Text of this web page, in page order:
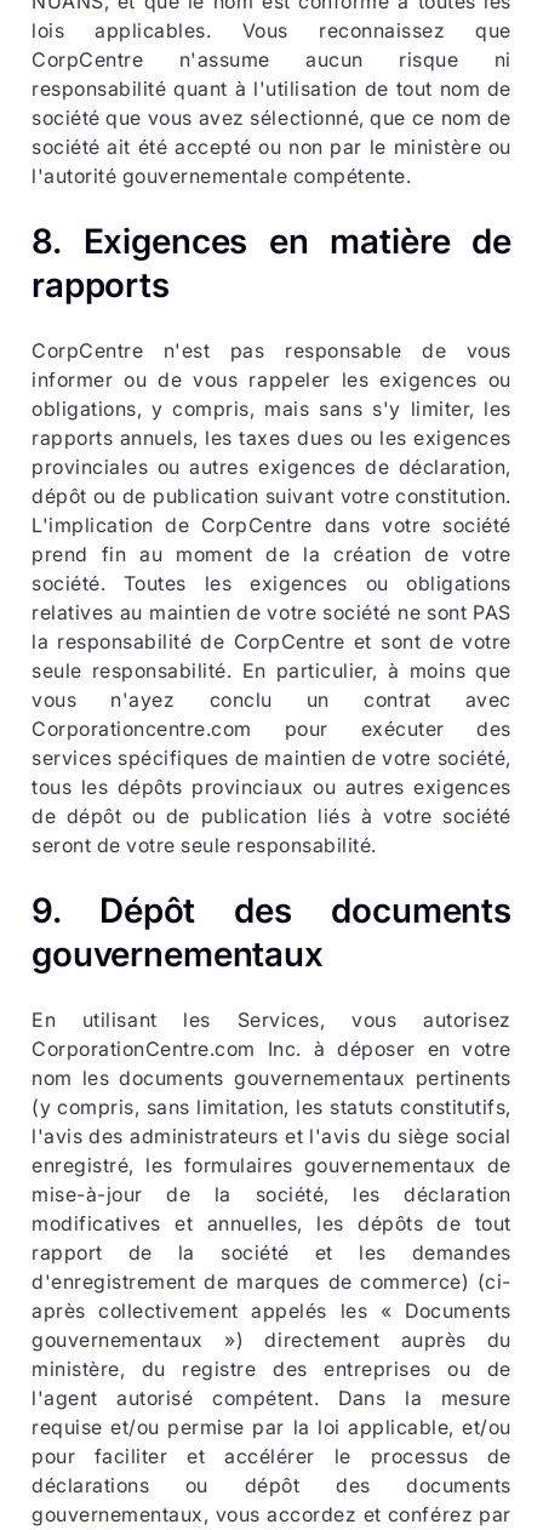
lois applicables. Vous reconnaissez que
CorpCentre n'assume aucun risque ni
responsabilité quant à l'utilisation de tout nom de
société que vous avez sélectionné, que ce nom de
société ait été accepté ou non par le ministère ou
l'autorité gouvernementale compétente.
8.
Exigences en matière de
rapports
CorpCentre n'est pas responsable de vous
informer ou de vous rappeler les exigences ou
obligations, y compris, mais sans s'y limiter, les
rapports annuels, les taxes dues ou les exigences
provinciales ou autres exigences de déclaration,
dépôt ou de publication suivant votre constitution.
L'implication de CorpCentre dans votre société
prend fin au moment de la création de votre
société. Toutes les exigences ou obligations
relatives au maintien de votre société ne sont PAS
la responsabilité de CorpCentre et sont de votre
seule responsabilité. En particulier, à moins que
vous n'ayez conclu un contrat avec
Corporationcentre.com pour exécuter des
services spécifiques de maintien de votre société,
tous les dépôts provinciaux ou autres exigences
de dépôt ou de publication liés à votre société
seront de votre seule responsabilité.
9. Dépôt des documents
gouvernementaux
En utilisant les Services, vous autorisez
CorporationCentre.com Inc. à déposer en votre
nom les documents gouvernementaux pertinents
(y compris, sans limitation, les statuts constitutifs,
l'avis des administrateurs et l'avis du siège social
enregistré, les formulaires gouvernementaux de
mise-à-jour de la société, les déclaration
modificatives et annuelles, les dépôts de tout
rapport de la société et les demandes
d'enregistrement de marques de commerce) (ci-
après collectivement appelés les « Documents
gouvernementaux ») directement auprès du
ministère, du registre des entreprises ou de
l'agent autorisé compétent. Dans la mesure
requise et/ou permise par la loi applicable, et/ou
pour faciliter et accélérer le processus de
déclarations ou dépôt des documents
gouvernementaux, vous accordez et conférez par